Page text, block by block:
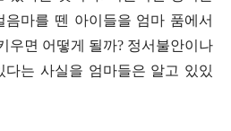
마를 뗀 아이들을 엄마 품에서
우면 어떻게 될까? 정서불안이나
다는 사실을 엄마들은 알고 있있